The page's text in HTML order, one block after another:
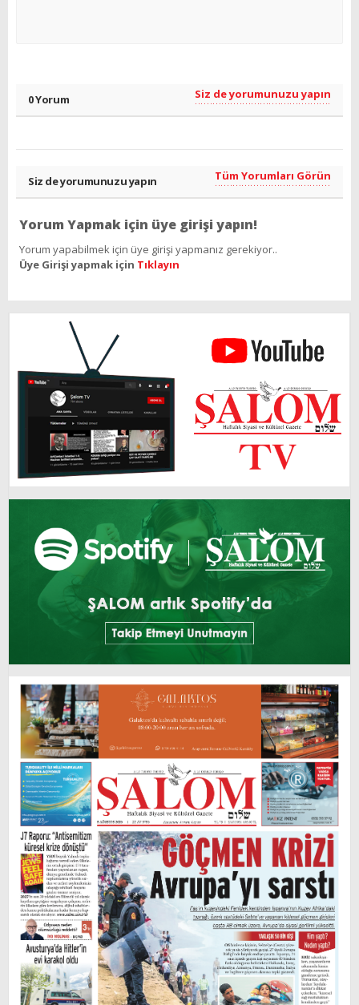
0 Yorum Siz de yorumunuzu yapın
Siz de yorumunuzu yapın Tüm Yorumları Görün
Yorum Yapmak için üye girişi yapın!
Yorum yapabilmek için üye girişi yapmanız gerekiyor..
Üye Girişi yapmak için Tıklayın